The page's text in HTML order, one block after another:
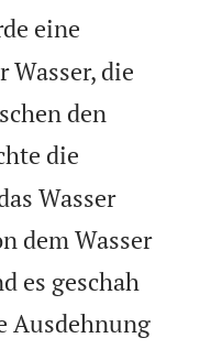
eine
die
den
die
Wasser
dem Wasser
es geschah
Ausdehnung